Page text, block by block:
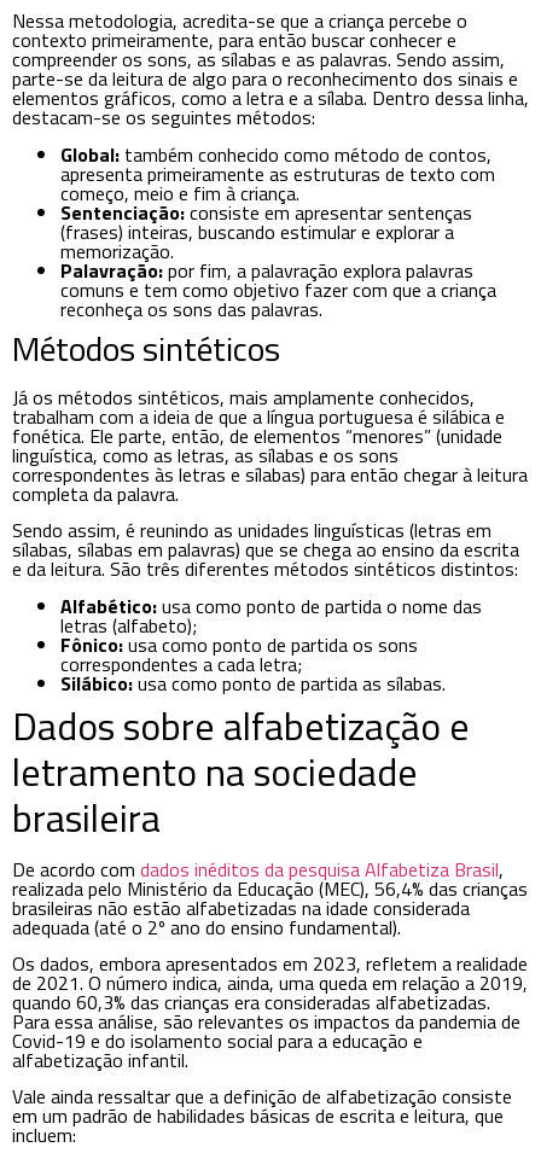
Nessa metodologia, acredita-se que a criança percebe o
contexto primeiramente, para então buscar conhecer e
compreender os sons, as sílabas e as palavras. Sendo assim,
parte-se da leitura de algo para o reconhecimento dos sinais e
elementos gráficos, como a letra e a sílaba. Dentro dessa linha,
destacam-se os seguintes métodos:
Global: também conhecido como método de contos,
apresenta primeiramente as estruturas de texto com
começo, meio e fim à criança.
Sentenciação:consiste em apresentar sentenças
(frases) inteiras, buscando estimular e explorar a
memorização.
Palavração:por fim, a palavração explora palavras
comuns e tem como objetivo fazer com que a criança
reconheça os sons das palavras.
Métodos sintéticos
Já os métodos sintéticos, mais amplamente conhecidos,
trabalham com a ideia de que a língua portuguesa é silábica e
fonética. Ele parte, então, de elementos “menores” (unidade
linguística, como as letras, as sílabas e os sons
correspondentes às letras e sílabas) para então chegar à leitura
completa da palavra.
Sendo assim, é reunindo as unidades linguísticas (letras em
sílabas, sílabas em palavras) que se chega ao ensino da escrita
e da leitura. São três diferentes métodos sintéticos distintos:
Alfabético:usa como ponto de partida o nome das
letras (alfabeto);
Fônico:usa como ponto de partida os sons
correspondentes a cada letra;
Silábico:usa como ponto de partida as sílabas.
Dados sobre alfabetização e
letramento na sociedade
brasileira
De acordo com dados inéditos da pesquisa Alfabetiza Brasil,
realizada pelo Ministério da Educação (MEC), 56,4% das crianças
brasileiras não estão alfabetizadas na idade considerada
adequada (até o 2º ano do ensino fundamental).
Os dados, embora apresentados em 2023, refletem a realidade
de 2021. O número indica, ainda, uma queda em relação a 2019,
quando 60,3% das crianças era consideradas alfabetizadas.
Para essa análise, são relevantes os impactos da pandemia de
Covid-19 e do isolamento social para a educação e
alfabetização infantil.
Vale ainda ressaltar que a definição de alfabetização consiste
em um padrão de habilidades básicas de escrita e leitura, que
incluem: